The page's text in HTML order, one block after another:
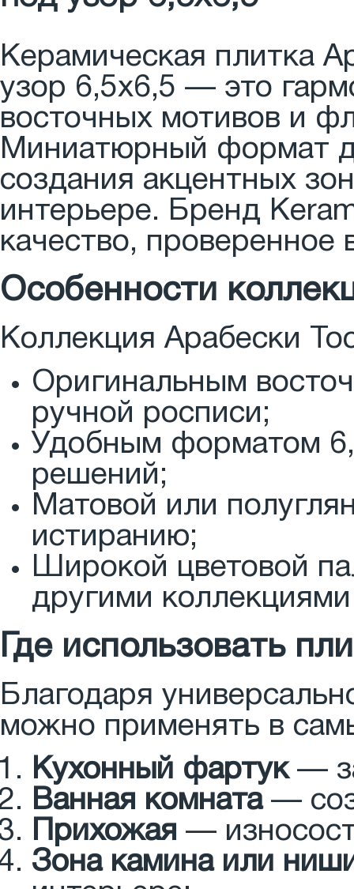
Керамическая плитка
узор 6,5x6,5 — это
восточных мотивов и
Миниатюрный формат
создания акцентных
интерьере. Бренд
качество,
Особенности
Коллекция Арабески
Оригинальным
ручной росписи;
Удобным форматом
решений;
Матовой или
истиранию;
Широкой цветовой
другими
Где использовать
Благодаря
можно применять в
Кухонный фартук—
Ванная комната—
Прихожая —
Зона камина или